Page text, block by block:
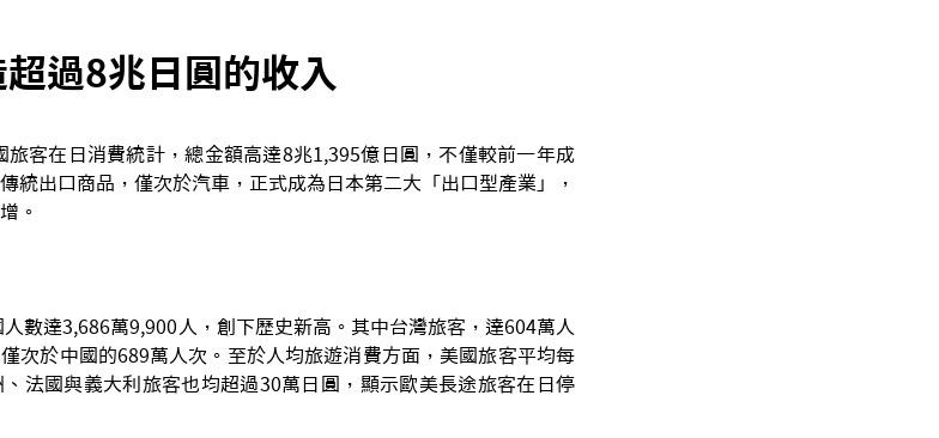
過8兆日圓的收入
旅客在日消費統計，總金額高達8兆1,395億日圓，不僅較前一年成
統出口商品，僅次於汽車，正式成為日本第二大「出口型產業」，
。
數達3,686萬9,900人，創下歷史新高。其中台灣旅客，達604萬人
次於中國的689萬人次。至於人均旅遊消費方面，美國旅客平均每
法國與義大利旅客也均超過30萬日圓，顯示歐美長途旅客在日停